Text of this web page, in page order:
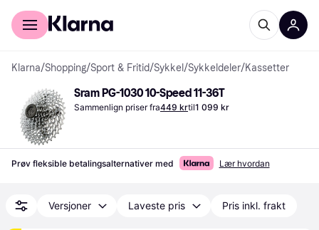
For kunder
Klarna/Shopping/Sport & Fritid/Sykkel /Sykkeldeler/Kassetter
Sram PG-1030 10-Speed 11-36T
Sammenlign priser fra449 krtil1 099 kr
Prøv fleksible betalingsalternativer med Lær hvordan
Versjoner Laveste pris Pris inkl. frakt